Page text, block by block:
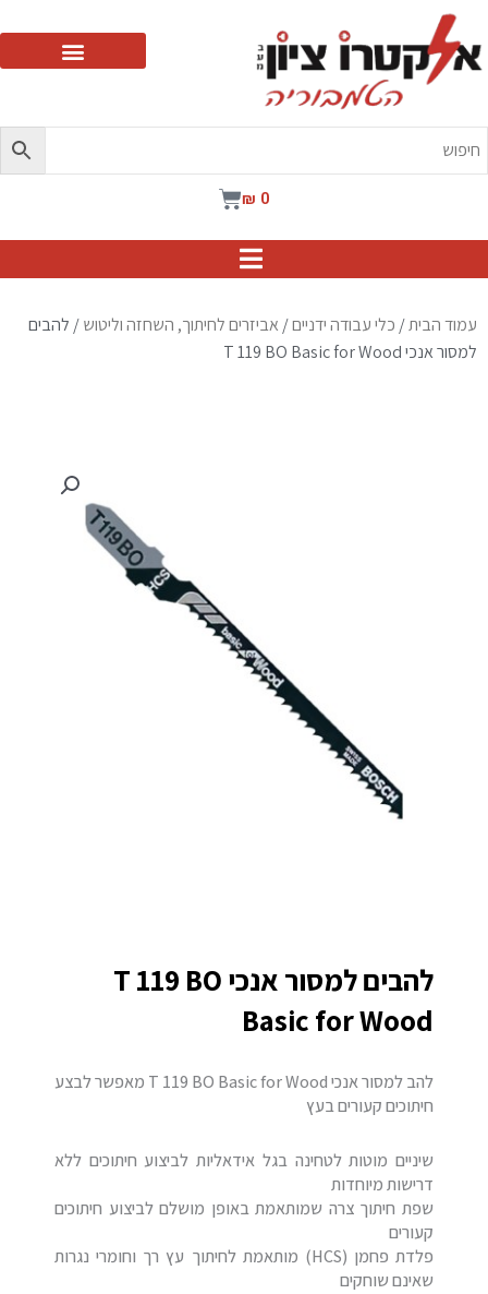
₪ 0
עגלת
עמוד הבית/ כלי עבודה ידניים/ אביזרים לחיתוך, השחזה וליטוש/ להבים
למסור אנכי T 119 BO Basic for Wood
להבים למסור אנכי T 119 BO
Basic for Wood
להב למסור אנכי T 119 BO Basic for Wood מאפשר לבצע
חיתוכים קעורים בעץ
שיניים מוטות לטחינה בגל אידאליות לביצוע חיתוכים ללא
דרישות מיוחדות
שפת חיתוך צרה שמותאמת באופן מושלם לביצוע חיתוכים
קעורים
פלדת פחמן (HCS) מותאמת לחיתוך עץ רך וחומרי נגרות
שאינם שוחקים